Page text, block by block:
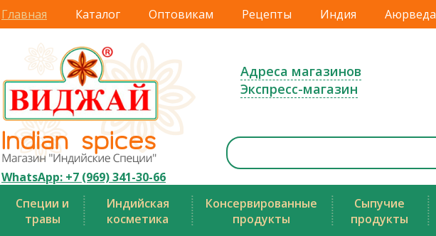
Главная Каталог Оптовикам Рецепты Индия Аюрведа
WhatsApp: +7 (969) 341-30-66
Адреса магазинов
Экспресс-магазин
Специи и
травы
Индийская
косметика
Консервированные
продукты
Сыпучие
продукты